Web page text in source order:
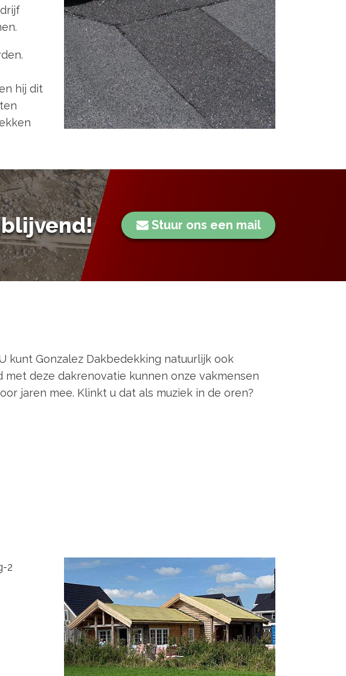
hij dit
Stuur ons een mail
kunt Gonzalez Dakbedekking natuurlijk ook
deze dakrenovatie kunnen onze vakmensen
jaren mee. Klinkt u dat als muziek in de oren?